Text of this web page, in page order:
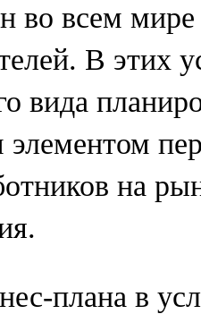
во всем
В этих
вида
на
плана в